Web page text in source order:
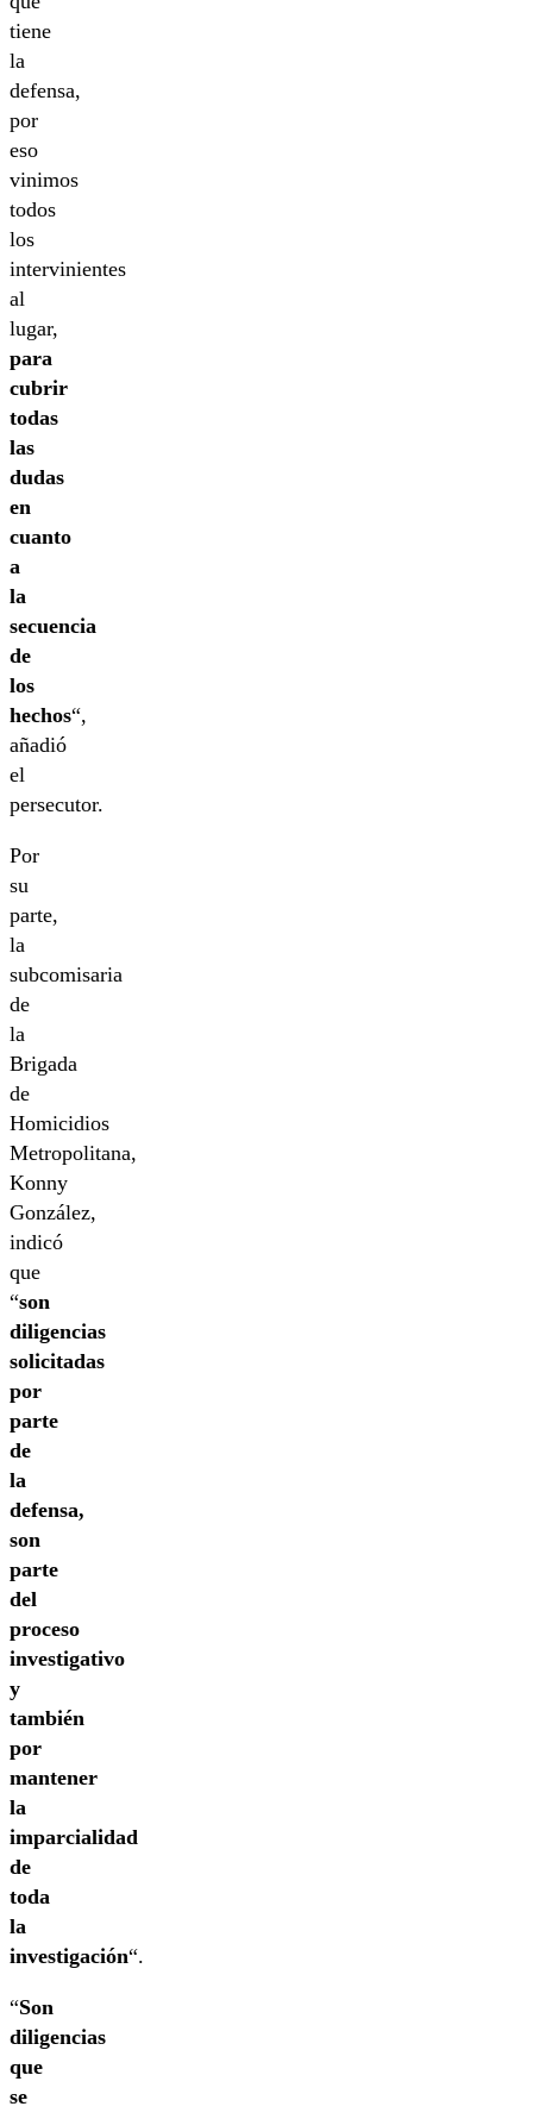
tiene
la
defensa,
por
eso
vinimos
todos
los
intervinientes
al
lugar,
para
cubrir
todas
las
dudas
en
cuanto
a
la
secuencia
de
los
hechos“,
añadió
el
persecutor.
Por
su
parte,
la
subcomisaria
de
la
Brigada
de
Homicidios
Metropolitana,
Konny
González,
indicó
que
“son
diligencias
solicitadas
por
parte
de
la
defensa,
son
parte
del
proceso
investigativo
y
también
por
mantener
la
imparcialidad
de
toda
la
investigación“.
“Son
diligencias
que
se